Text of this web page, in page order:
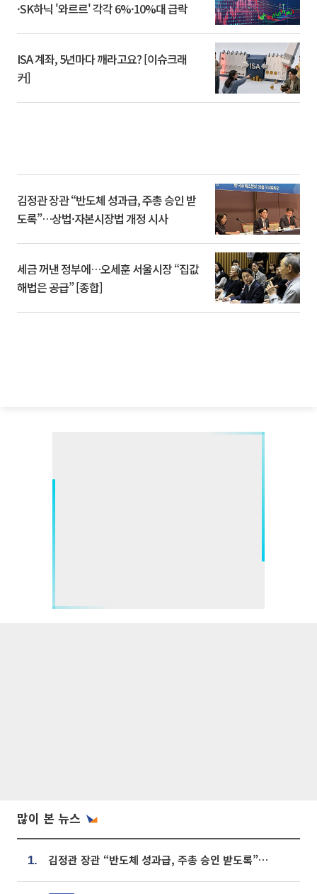
·SK하닉 '와르르' 각각 6%·10%대 급락
ISA 계좌, 5년마다 깨라고요? [이슈크래
커]
김정관 장관 “반도체 성과급, 주총 승인 받
도록”…상법·자본시장법 개정 시사
세금 꺼낸 정부에…오세훈 서울시장 “집값
해법은 공급” [종합]
많이 본 뉴스
1. 김정관 장관 “반도체 성과급, 주총 승인 받도록”…상법·자본시장법 개정 시사